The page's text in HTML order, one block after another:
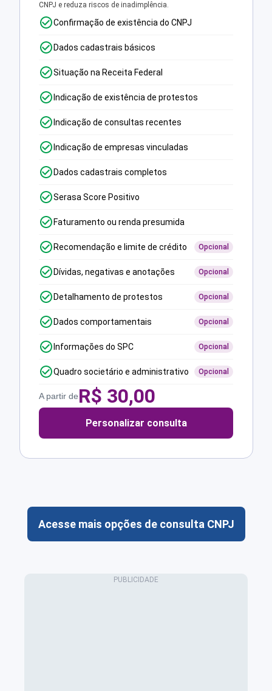
CNPJ e reduza riscos de inadimplência.
Confirmação de existência do CNPJ
Dados cadastrais básicos
Situação na Receita Federal
Indicação de existência de protestos
Indicação de consultas recentes
Indicação de empresas vinculadas
Dados cadastrais completos
Serasa Score Positivo
Faturamento ou renda presumida
Recomendação e limite de crédito Opcional
Dívidas, negativas e anotações Opcional
Detalhamento de protestos Opcional
Dados comportamentais Opcional
Informações do SPC Opcional
Quadro societário e administrativo Opcional
A partir deR$ 30,00
Personalizar consulta
Acesse mais opções de consulta CNPJ